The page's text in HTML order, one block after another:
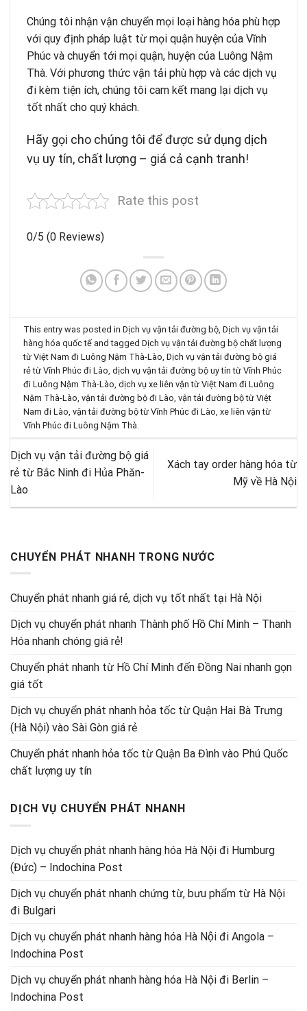
Chúng tôi nhận vận chuyển mọi loại hàng hóa phù hợp
với quy định pháp luật từ mọi quận huyện của Vĩnh
Phúc và chuyển tới mọi quận, huyện của Luông Nậm
Thà. Với phương thức vận tải phù hợp và các dịch vụ
đi kèm tiện ích, chúng tôi cam kết mang lại dịch vụ
tốt nhất cho quý khách.
Hãy gọi cho chúng tôi để được sử dụng dịch
vụ uy tín, chất lượng – giá cả cạnh tranh!
Rate this post
0/5 (0 Reviews)
This entry was posted inDịch vụ vận tải đường bộ ,Dịch vụ vận tải
hàng hóa quốc tếand taggedDịch vụ vận tải đường bộ chất lượng
từ Việt Nam đi Luông Nậm Thà-Lào ,Dịch vụ vận tải đường bộ giá
rẻ từ Vĩnh Phúc đi Lào ,dịch vụ vận tải đường bộ uy tín từ Vĩnh Phúc
đi Luông Nậm Thà-Lào ,dịch vụ xe liên vận từ Việt Nam đi Luông
Nậm Thà-Lào ,vận tải đường bộ đi Lào ,vận tải đường bộ từ Việt
Nam đi Lào ,vận tải đường bộ từ Vĩnh Phúc đi Lào ,xe liên vận từ
Vĩnh Phúc đi Luông Nậm Thà
Dịch vụ vận tải đường bộ giá
rẻ từ Bắc Ninh đi Hủa Phăn-
Lào
Xách tay order hàng hóa từ
Mỹ về Hà Nội
CHUYỂN PHÁT NHANH TRONG NƯỚC
Chuyển phát nhanh giá rẻ, dịch vụ tốt nhất tại Hà Nội
Dịch vụ chuyển phát nhanh Thành phố Hồ Chí Minh – Thanh
Hóa nhanh chóng giá rẻ!
Chuyển phát nhanh từ Hồ Chí Minh đến Đồng Nai nhanh gọn
giá tốt
Dịch vụ chuyển phát nhanh hỏa tốc từ Quận Hai Bà Trưng
(Hà Nội) vào Sài Gòn giá rẻ
Chuyển phát nhanh hỏa tốc từ Quận Ba Đình vào Phú Quốc
chất lượng uy tín
DỊCH VỤ CHUYỂN PHÁT NHANH
Dịch vụ chuyển phát nhanh hàng hóa Hà Nội đi Humburg
(Đức) – Indochina Post
Dịch vụ chuyển phát nhanh chứng từ, bưu phẩm từ Hà Nội
đi Bulgari
Dịch vụ chuyển phát nhanh hàng hóa Hà Nội đi Angola –
Indochina Post
Dịch vụ chuyển phát nhanh hàng hóa Hà Nội đi Berlin –
Indochina Post